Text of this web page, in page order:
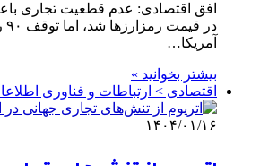
افق اقتصادی: عدم قطعیت تجاری
آمریکا…
بیشتر بخوانید »
اقتصادی > ارتباطات و فناوری
۱۴۰۴/۰۱/۱۶